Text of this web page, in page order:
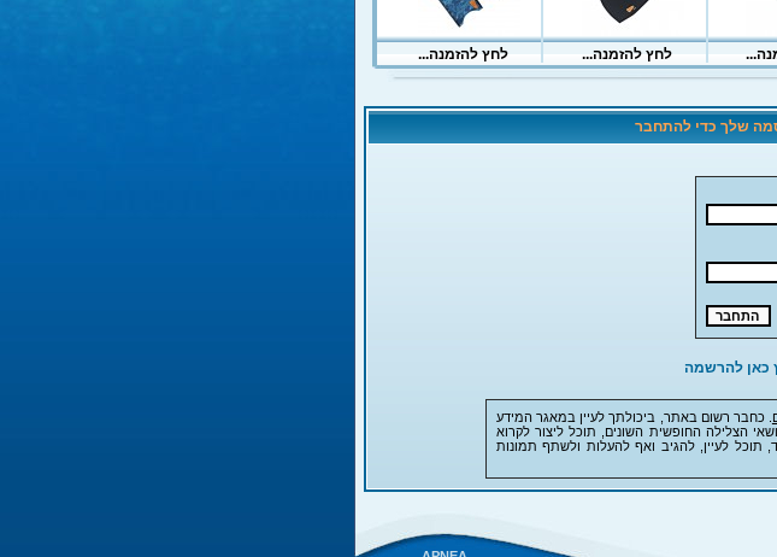
שלך כדי להתחבר
כאן להרשמה
. כחבר רשום באתר, ביכולתך לעיין במאגר המידע
הצלילה החופשית השונים, תוכל ליצור לקרוא
תוכל לעיין, להגיב ואף להעלות ולשתף תמונות